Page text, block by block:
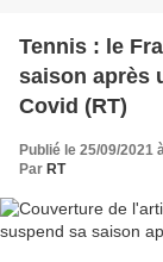
Tennis : le
saison après
Covid (RT)
Publié le 25/09/2021
Par RT